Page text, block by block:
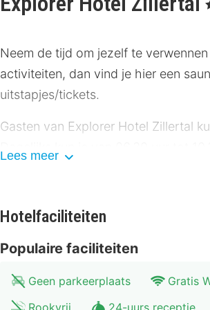
,
Neem de tijd om jezelf te
activiteiten, dan vind je hier een
uitstapjes/tickets.
Gasten van Explorer Hotel Zillertal
zorgt voor het kijkplezier.
verduisterende gordijnen en de
Afstanden worden weergegeven
Lees meer
Hotelfaciliteiten
Populaire faciliteiten
Geen parkeerplaats Gratis